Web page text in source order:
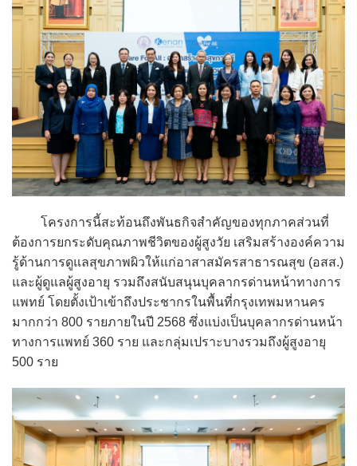
โครงการนี้สะท้อนถึงพันธกิจสำคัญของทุกภาคส่วนที่
ต้องการยกระดับคุณภาพชีวิตของผู้สูงวัย เสริมสร้างองค์ความ
รู้ด้านการดูแลสุขภาพผิวให้แก่อาสาสมัครสาธารณสุข (อสส.)
และผู้ดูแลผู้สูงอายุ รวมถึงสนับสนุนบุคลากรด่านหน้าทางการ
แพทย์ โดยตั้งเป้าเข้าถึงประชากรในพื้นที่กรุงเทพมหานคร
มากกว่า 800 รายภายในปี 2568 ซึ่งแบ่งเป็นบุคลากรด่านหน้า
ทางการแพทย์ 360 ราย และกลุ่มเปราะบางรวมถึงผู้สูงอายุ
500 ราย